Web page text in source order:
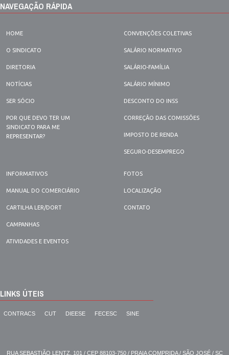
NAVEGAÇÃO RÁPIDA
HOME
O SINDICATO
DIRETORIA
NOTÍCIAS
SER SÓCIO
POR QUE DEVO TER UM
SINDICATO PARA ME
REPRESENTAR?
CONVENÇÕES COLETIVAS
SALÁRIO NORMATIVO
SALÁRIO-FAMÍLIA
SALÁRIO MÍNIMO
DESCONTO DO INSS
CORREÇÃO DAS COMISSÕES
IMPOSTO DE RENDA
SEGURO-DESEMPREGO
INFORMATIVOS
MANUAL DO COMERCIÁRIO
CARTILHA LER/DORT
CAMPANHAS
ATIVIDADES E EVENTOS
FOTOS
LOCALIZAÇÃO
CONTATO
LINKS ÚTEIS
CONTRACS CUT DIEESE FECESC SINE
RUA SEBASTIÃO LENTZ, 101 / CEP 88103-750 / PRAIA COMPRIDA / SÃO JOSÉ / SC